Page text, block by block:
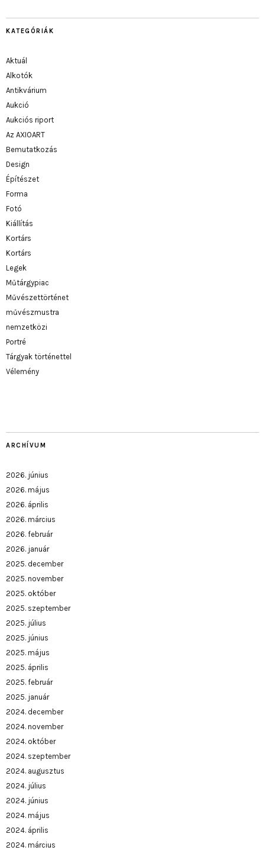
KATEGÓRIÁK
Aktuál
Alkotók
Antikvárium
Aukció
Aukciós riport
Az AXIOART
Bemutatkozás
Design
Építészet
Forma
Fotó
Kiállítás
Kortárs
Kortárs
Legek
Műtárgypiac
Művészettörténet
művészmustra
nemzetközi
Portré
Tárgyak történettel
Vélemény
ARCHÍVUM
2026. június
2026. május
2026. április
2026. március
2026. február
2026. január
2025. december
2025. november
2025. október
2025. szeptember
2025. július
2025. június
2025. május
2025. április
2025. február
2025. január
2024. december
2024. november
2024. október
2024. szeptember
2024. augusztus
2024. július
2024. június
2024. május
2024. április
2024. március